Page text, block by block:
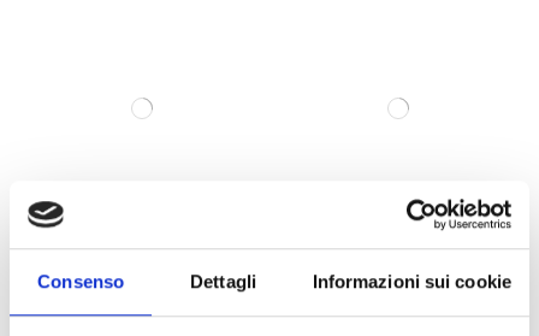
Consenso Dettagli Informazioni sui cookie
300XF LOW WAIST BRIEFS
out-of-stock
SSW 5 POCKET JEANS - E12427